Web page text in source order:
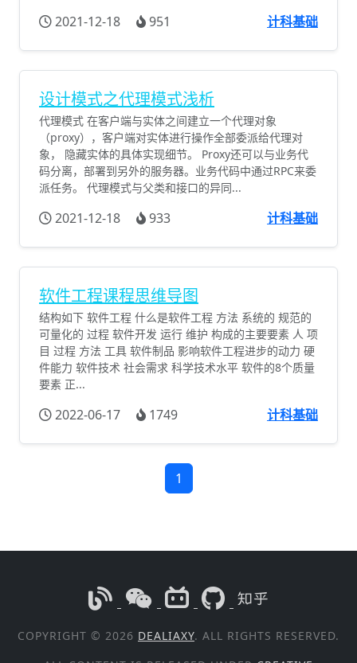
2021-12-18 951 计科基础
设计模式之代理模式浅析
代理模式 在客户端与实体之间建立一个代理对象
（proxy），客户端对实体进行操作全部委派给代理对
象， 隐藏实体的具体实现细节。 Proxy还可以与业务代
码分离，部署到另外的服务器。业务代码中通过RPC来委
派任务。 代理模式与父类和接口的异同...
2021-12-18 933 计科基础
软件工程课程思维导图
结构如下 软件工程 什么是软件工程 方法 系统的 规范的
可量化的 过程 软件开发 运行 维护 构成的主要要素 人 项
目 过程 方法 工具 软件制品 影响软件工程进步的动力 硬
件能力 软件技术 社会需求 科学技术水平 软件的8个质量
要素 正...
2022-06-17 1749 计科基础
1
COPYRIGHT © 2026 DEALIAXY. ALL RIGHTS RESERVED.